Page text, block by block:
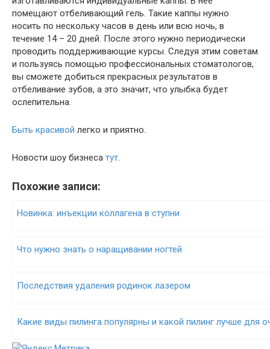
помещают отбеливающий гель. Такие каппы нужно
носить по нескольку часов в день или всю ночь, в
течение 14 – 20 дней. После этого нужно периодически
проводить поддерживающие курсы. Следуя этим советам
и пользуясь помощью профессиональных стоматологов,
вы сможете добиться прекрасных результатов в
отбеливание зубов, а это значит, что улыбка будет
ослепительна.
Быть красивой легко и приятно.
Новости шоу бизнеса тут.
Похожие записи:
Новинка: инъекции коллагена в ступни
Что нужно знать о наращивании ногтей
Последствия удаления родинок лазером
Какие виды пилинга популярны и какой пилинг лучше для